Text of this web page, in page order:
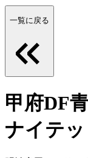
一覧に戻る
甲府DF
ナイテ